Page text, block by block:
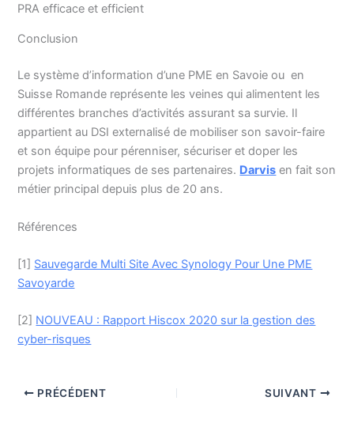
PRA efficace et efficient
Conclusion
Le système d’information d’une PME en Savoie ou en
Suisse Romande représente les veines qui alimentent les
différentes branches d’activités assurant sa survie. Il
appartient au DSI externalisé de mobiliser son savoir-faire
et son équipe pour pérenniser, sécuriser et doper les
projets informatiques de ses partenaires. Darvis en fait son
métier principal depuis plus de 20 ans.
Références
[1] Sauvegarde Multi Site Avec Synology Pour Une PME
Savoyarde
[2] NOUVEAU : Rapport Hiscox 2020 sur la gestion des
cyber-risques
PRÉCÉDENT SUIVANT